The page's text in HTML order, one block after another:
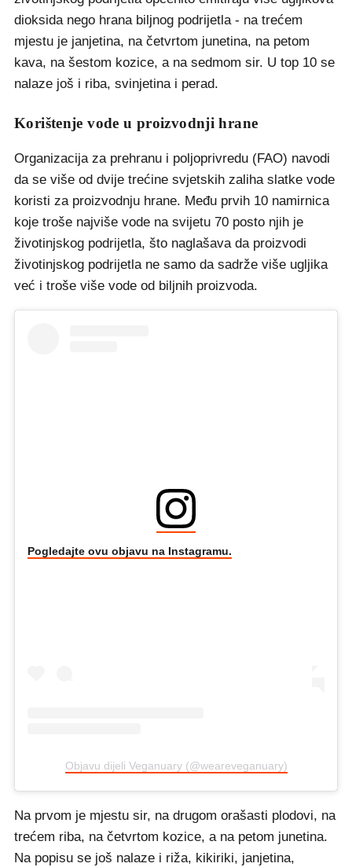
dioksida nego hrana biljnog podrijetla - na trećem
mjestu je janjetina, na četvrtom junetina, na petom
kava, na šestom kozice, a na sedmom sir. U top 10 se
nalaze još i riba, svinjetina i perad.
Korištenje vode u proizvodnji hrane
Organizacija za prehranu i poljoprivredu (FAO) navodi
da se više od dvije trećine svjetskih zaliha slatke vode
koristi za proizvodnju hrane. Među prvih 10 namirnica
koje troše najviše vode na svijetu 70 posto njih je
životinjskog podrijetla, što naglašava da proizvodi
životinjskog podrijetla ne samo da sadrže više ugljika
već i troše više vode od biljnih proizvoda.
Pogledajte ovu objavu na Instagramu.
Objavu dijeli Veganuary (@weareveganuary)
Na prvom je mjestu sir, na drugom orašasti plodovi, na
trećem riba, na četvrtom kozice, a na petom junetina.
Na popisu se još nalaze i riža, kikiriki, janjetina,